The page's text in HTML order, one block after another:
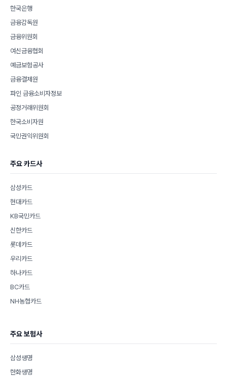
한국은행
금융감독원
금융위원회
여신금융협회
예금보험공사
금융결제원
파인 금융소비자정보
공정거래위원회
한국소비자원
국민권익위원회
주요 카드사
삼성카드
현대카드
KB국민카드
신한카드
롯데카드
우리카드
하나카드
BC카드
NH농협카드
주요 보험사
삼성생명
한화생명